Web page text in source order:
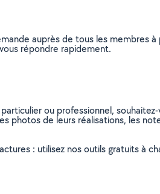
auprès de tous les membres
répondre rapidement.
ou professionnel, souhaitez-
photos de leurs réalisations, les
: utilisez nos outils gratuits à